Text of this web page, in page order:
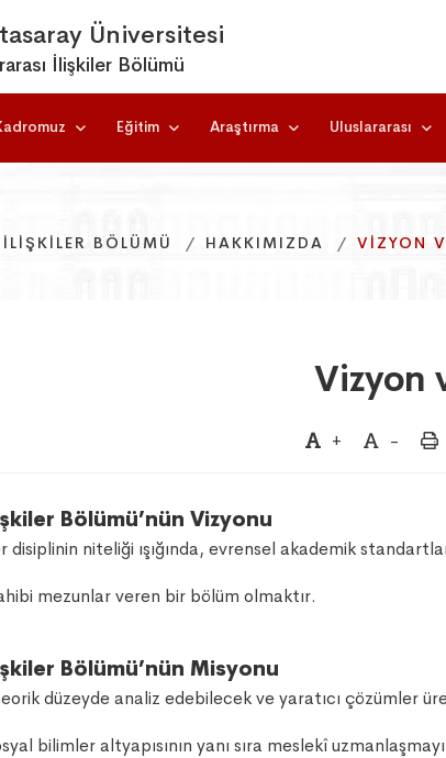
Üniversitesi
İlişkiler Bölümü
Eğitim Araştırma Uluslararası
BÖLÜMÜ HAKKIMIZDA VIZYON
BÖLÜMÜ HAKKIMIZDA VIZYON
BÖLÜMÜ HAKKIMIZDA VIZYON
Vizyon
+ -
Bölümü’nün Vizyonu
disiplinin niteliği ışığında, evrensel akademik
mezunlar veren bir bölüm olmaktır.
Bölümü’nün Misyonu
düzeyde analiz edebilecek ve yaratıcı çözümler
bilimler altyapısının yanı sıra meslekî